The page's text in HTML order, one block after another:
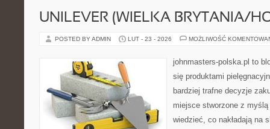
UNILEVER (WIELKA BRYTANIA/
POSTED BY ADMIN LUT - 23 - 2026 MOŻLIWOŚĆ
johnmasters-polska.pl to
się produktami
bardziej trafne decyzje
miejsce stworzone z
wiedzieć, co nakładają na